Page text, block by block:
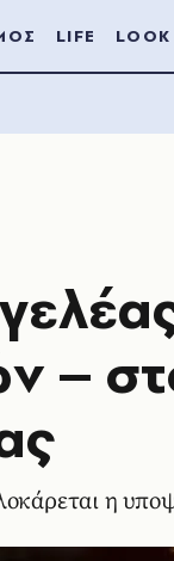
LIFE LOOK
–
η